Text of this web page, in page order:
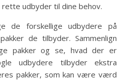
udbyder til dine behov.
de forskellige udbydere på
de tilbyder. Sammenlign
pakker og se, hvad der er
udbydere tilbyder ekstra
pakker, som kan være værd